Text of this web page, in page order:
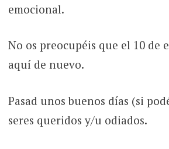
emocional.
No os preocupéis que el 10 de
aquí de nuevo.
Pasad unos buenos días (si
seres queridos y/u odiados.